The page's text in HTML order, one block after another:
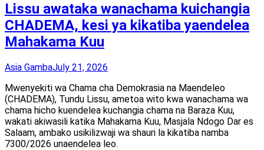
Lissu awataka wanachama kuichangia
CHADEMA, kesi ya kikatiba yaendelea
Mahakama Kuu
Asia GambaJuly 21, 2026
Mwenyekiti wa Chama cha Demokrasia na Maendeleo
(CHADEMA), Tundu Lissu, ametoa wito kwa wanachama wa
chama hicho kuendelea kuchangia chama na Baraza Kuu,
wakati akiwasili katika Mahakama Kuu, Masjala Ndogo Dar es
Salaam, ambako usikilizwaji wa shauri la kikatiba namba
7300/2026 unaendelea leo.